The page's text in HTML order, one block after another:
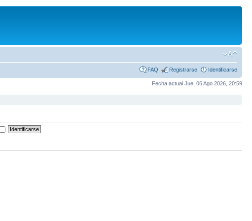
FAQ Registrarse Identificarse
Fecha actual Jue, 06 Ago 2026, 20:59